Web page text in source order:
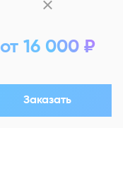
от 16 000 ₽
Заказать